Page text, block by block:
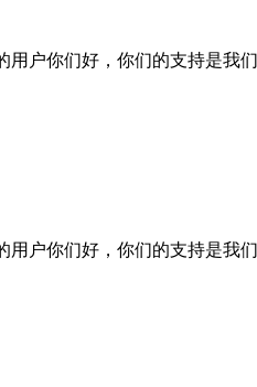
户你们好，你们的支持是
户你们好，你们的支持是